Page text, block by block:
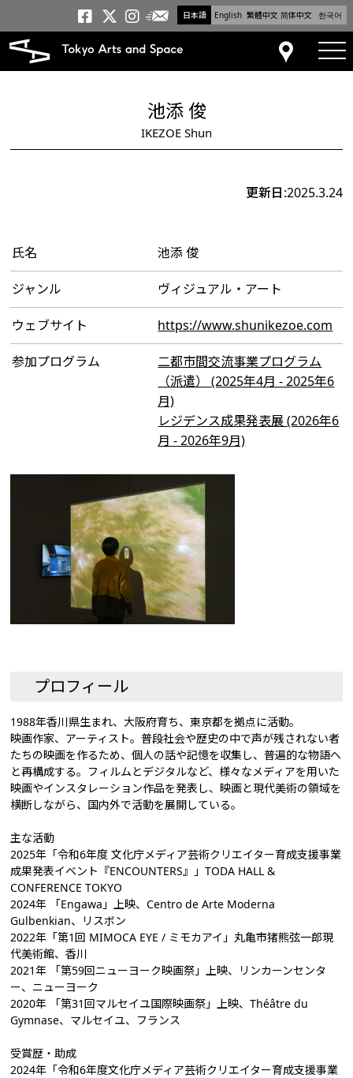
日本語 English 繁體中文 简体中文 한국어
トーキョーアーツアンド
トーキョーアーツアンド
トーキョーアーツア
メールニュース
アクセス
池添 俊
IKEZOE Shun
更新日:2025.3.24
氏名 池添 俊
ジャンル ヴィジュアル・アート
ウェブサイト https://www.shunikezoe.com
参加プログラム
二都市間交流事業プログラム
（派遣） (2025年4月 - 2025年6
月)
レジデンス成果発表展 (2026年6
月 - 2026年9月)
プロフィール
1988年香川県生まれ、大阪府育ち、東京都を拠点に活動。
映画作家、アーティスト。普段社会や歴史の中で声が残されない者
たちの映画を作るため、個人の話や記憶を収集し、普遍的な物語へ
と再構成する。フィルムとデジタルなど、様々なメディアを用いた
映画やインスタレーション作品を発表し、映画と現代美術の領域を
横断しながら、国内外で活動を展開している。
主な活動
2025年「令和6年度 文化庁メディア芸術クリエイター育成支援事業
成果発表イベント『ENCOUNTERS』」TODA HALL &
CONFERENCE TOKYO
2024年 「Engawa」上映、Centro de Arte Moderna
Gulbenkian、リスボン
2022年「第1回 MIMOCA EYE / ミモカアイ」丸亀市猪熊弦一郎現
代美術館、香川
2021年 「第59回ニューヨーク映画祭」上映、リンカーンセンタ
ー、ニューヨーク
2020年 「第31回マルセイユ国際映画祭」上映、Théâtre du
Gymnase、マルセイユ、フランス
受賞歴・助成
2024年「令和6年度文化庁メディア芸術クリエイター育成支援事業